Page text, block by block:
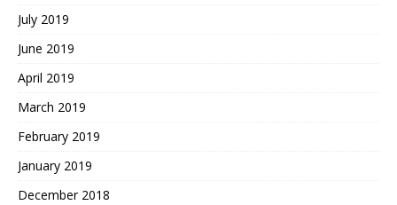
July 2019
June 2019
April 2019
March 2019
February 2019
January 2019
December 2018